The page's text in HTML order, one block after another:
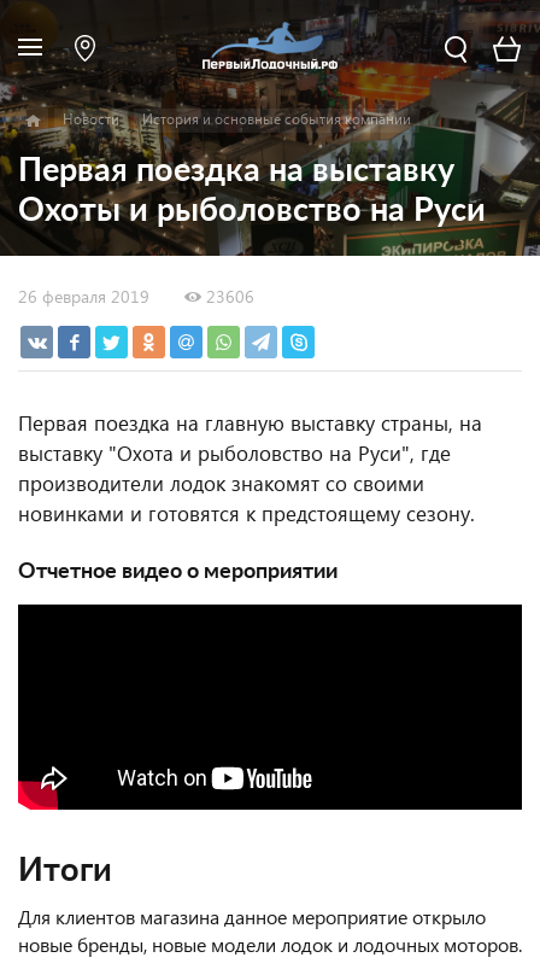
Новости История и основные события компании
Первая поездка на выставку
Охоты и рыболовство на Руси
26 февраля 2019 23606
Первая поездка на главную выставку страны, на
выставку "Охота и рыболовство на Руси", где
производители лодок знакомят со своими
новинками и готовятся к предстоящему сезону.
Отчетное видео о мероприятии
Итоги
Для клиентов магазина данное мероприятие открыло
новые бренды, новые модели лодок и лодочных моторов.